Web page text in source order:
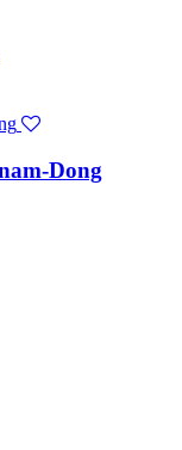
Dong